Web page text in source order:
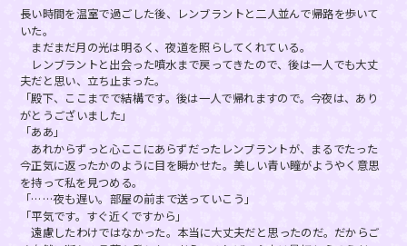
G-Lish LiKo
長い時間を温室で過ごした後、レンブラントと二人並んで帰路を歩いて
いた。
まだまだ月の光は明るく、夜道を照らしてくれている。
レンブラントと出会った噴水まで戻ってきたので、後は一人でも大丈
夫だと思い、立ち止まった。
「殿下、ここまでで結構です。後は一人で帰れますので。今夜は、あり
がとうございました」
「ああ」
あれからずっと心ここにあらずだったレンブラントが、まるでたった
今正気に返ったかのように目を瞬かせた。美しい青い瞳がようやく意思
を持って私を見つめる。
「……夜も遅い。部屋の前まで送っていこう」
「平気です。すぐ近くですから」
遠慮したわけではなかった。本当に大丈夫だと思ったのだ。だからご